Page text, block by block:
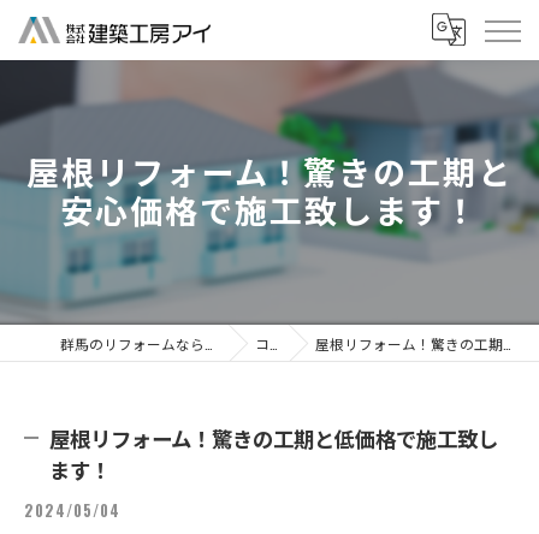
屋根リフォーム！驚きの工期と
安心価格で施工致します！
コラム 屋根リフォーム！驚きの工期と低価格で施工致します！
屋根リフォーム！驚きの工期と低価格で施工致し
ます！
2024/05/04